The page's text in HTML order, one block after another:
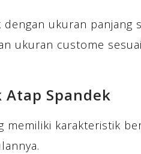
ukuran panjang
ukuran custome
Atap Spandek
karakteristik